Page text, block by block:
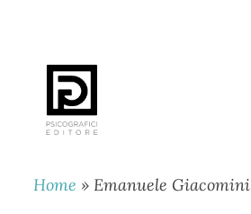
PSICOGRAFICI
EDITORE
Home »Emanuele Giacomini